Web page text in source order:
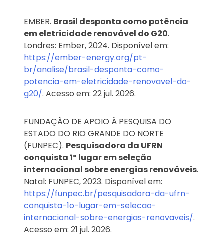
EMBER. Brasil desponta como potência
em eletricidade renovável do G20.
Londres: Ember, 2024. Disponível em:
https://ember-energy.org/pt-
br/analise/brasil-desponta-como-
potencia-em-eletricidade-renovavel-do-
g20/. Acesso em: 22 jul. 2026.
FUNDAÇÃO DE APOIO À PESQUISA DO
ESTADO DO RIO GRANDE DO NORTE
(FUNPEC). Pesquisadora da UFRN
conquista 1º lugar em seleção
internacional sobre energias renováveis.
Natal: FUNPEC, 2023. Disponível em:
https://funpec.br/pesquisadora-da-ufrn-
conquista-1o-lugar-em-selecao-
internacional-sobre-energias-renovaveis/.
Acesso em: 21 jul. 2026.